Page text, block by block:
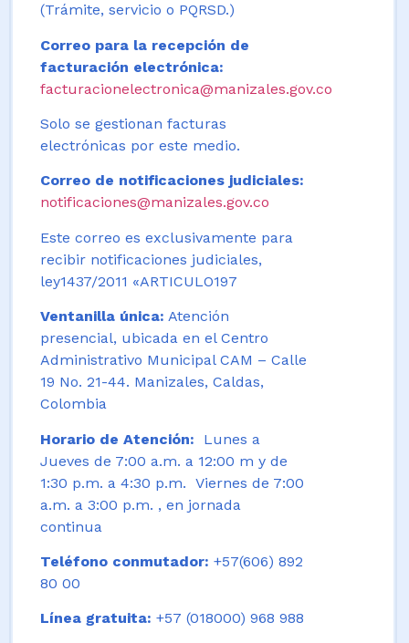
(Trámite, servicio o PQRSD.)
Correo para la recepción de
facturación electrónica:
facturacionelectronica@manizales.gov.co
Solo se gestionan facturas
electrónicas por este medio.
Correo de notificaciones judiciales:
notificaciones@manizales.gov.co
Este correo es exclusivamente para
recibir notificaciones judiciales,
ley1437/2011 «ARTICULO197
Ventanilla única: Atención
presencial, ubicada en el Centro
Administrativo Municipal CAM – Calle
19 No. 21-44. Manizales, Caldas,
Colombia
Horario de Atención:
Lunes a
Jueves de 7:00 a.m. a 12:00 m y de
1:30 p.m. a 4:30 p.m. Viernes de 7:00
a.m. a 3:00 p.m. , en jornada
continua
Teléfono conmutador: +57(606) 892
80 00
Línea gratuita: +57 (018000) 968 988